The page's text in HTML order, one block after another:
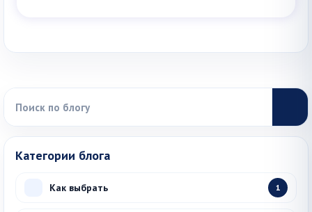
Категории блога
Как выбрать 1